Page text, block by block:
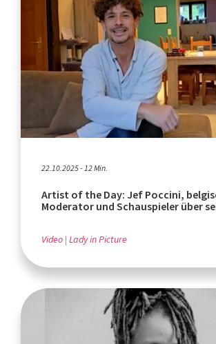
22.10.2025 - 12 Min.
Artist of the Day: Jef Poccini,
Moderator und Schauspieler über
Video Lady in Picture